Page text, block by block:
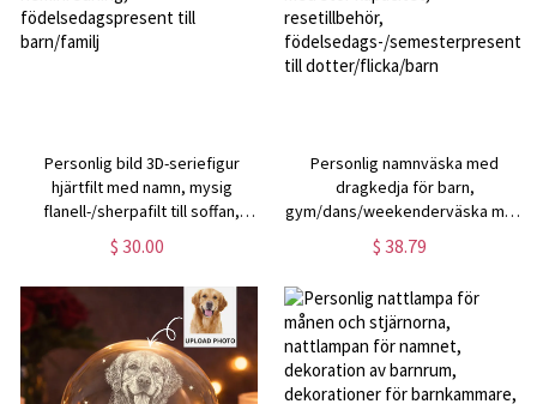
Personlig bild 3D-seriefigur
hjärtfilt med namn, mysig
flanell-/sherpafilt till soffan,
heminredning,
födelsedagspresent till
barn/familj
$ 30.00
Personlig namnväska med
dragkedja för barn,
gym/dans/weekenderväska med
stor kapacitet, resetillbehör,
födelsedags-/semesterpresent
$ 38.79